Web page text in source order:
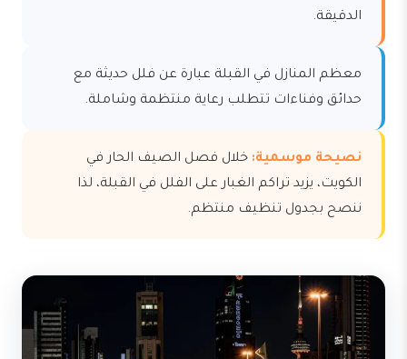
الدقيقة.
معظم المنازل في القبلة عبارة عن فلل حديثة مع
حدائق وفناءات تتطلب رعاية منتظمة وشاملة.
نصيحة موسمية: خلال فصل الصيف الحار في
الكويت، يزيد تراكم الغبار على الفلل في القبلة، لذا
ننصح بجدول تنظيف منتظم.